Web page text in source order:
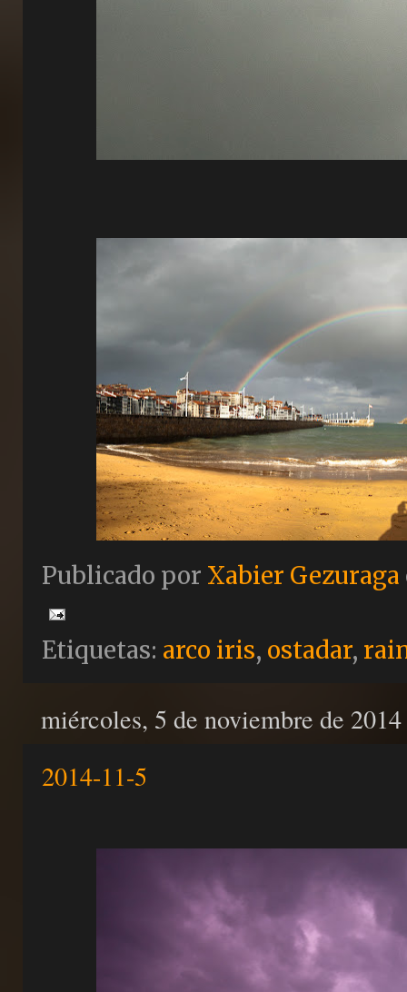
Publicado por Xabier Gezuraga
Etiquetas: arco iris, ostadar,
miércoles, 5 de noviembre de 2014
2014-11-5